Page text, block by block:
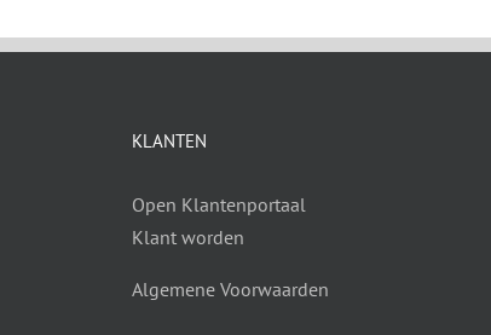
KLANTEN
Open Klantenportaal
Klant worden
Algemene Voorwaarden